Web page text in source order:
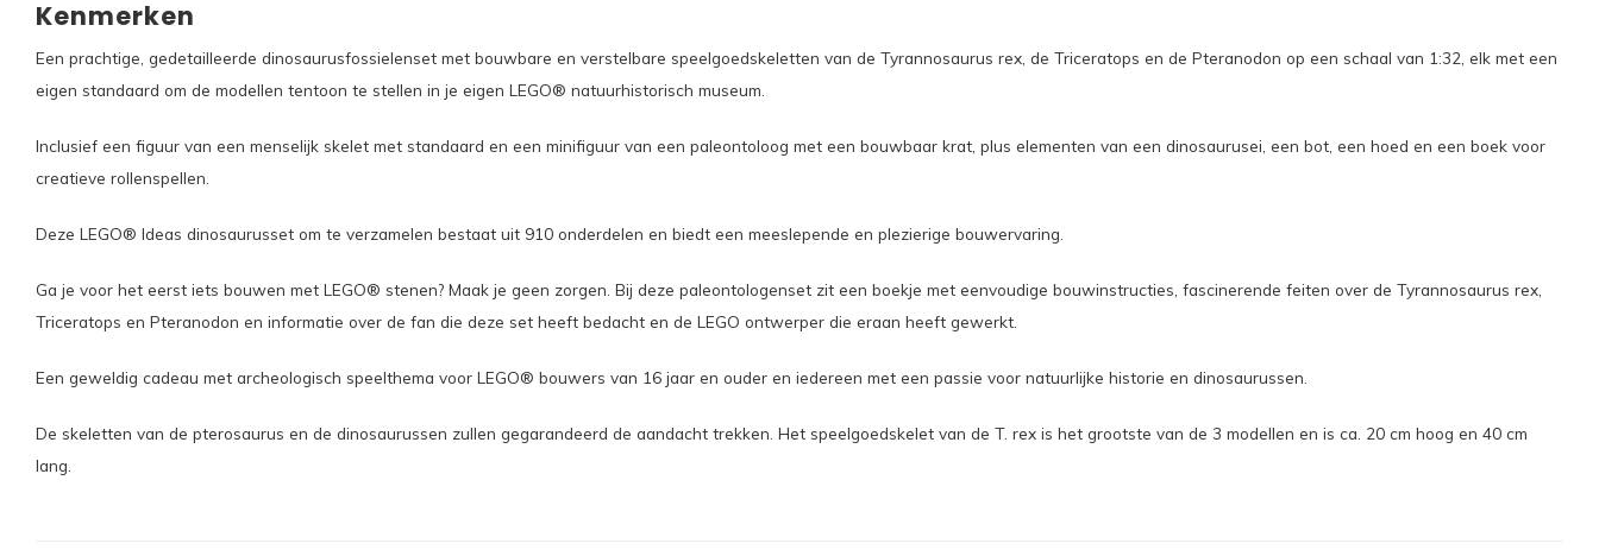
Kenmerken
Een prachtige, gedetailleerde dinosaurusfossielenset met bouwbare en verstelbare speelgoedskeletten van de Tyrannosaurus rex, de Triceratops en de Pteranodon op een schaal van 1:32, elk met een
eigen standaard om de modellen tentoon te stellen in je eigen LEGO® natuurhistorisch museum.
Inclusief een figuur van een menselijk skelet met standaard en een minifiguur van een paleontoloog met een bouwbaar krat, plus elementen van een dinosaurusei, een bot, een hoed en een boek voor
creatieve rollenspellen.
Deze LEGO® Ideas dinosaurusset om te verzamelen bestaat uit 910 onderdelen en biedt een meeslepende en plezierige bouwervaring.
Ga je voor het eerst iets bouwen met LEGO® stenen? Maak je geen zorgen. Bij deze paleontologenset zit een boekje met eenvoudige bouwinstructies, fascinerende feiten over de Tyrannosaurus rex,
Triceratops en Pteranodon en informatie over de fan die deze set heeft bedacht en de LEGO ontwerper die eraan heeft gewerkt.
Een geweldig cadeau met archeologisch speelthema voor LEGO® bouwers van 16 jaar en ouder en iedereen met een passie voor natuurlijke historie en dinosaurussen.
De skeletten van de pterosaurus en de dinosaurussen zullen gegarandeerd de aandacht trekken. Het speelgoedskelet van de T. rex is het grootste van de 3 modellen en is ca. 20 cm hoog en 40 cm
lang.